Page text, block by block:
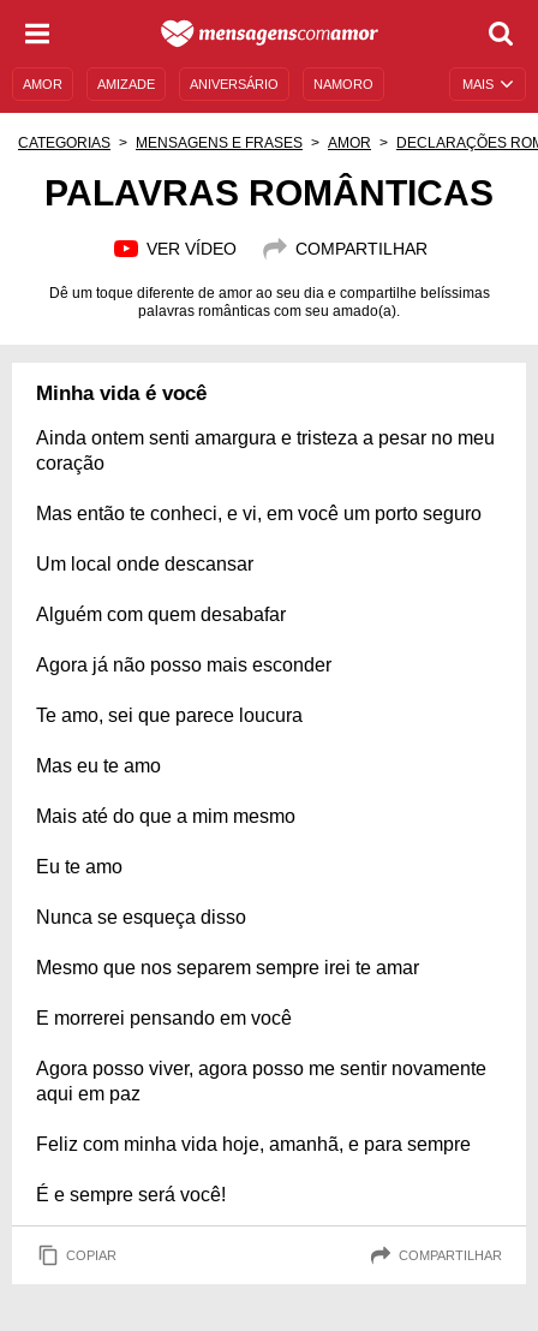
MAIS
AMOR AMIZADE ANIVERSÁRIO NAMORO
DESCULPAS
CATEGORIAS MENSAGENS E FRASES AMOR DECLARAÇÕES
PALAVRAS ROMÂNTICAS
VER VÍDEO COMPARTILHAR
Dê um toque diferente de amor ao seu dia e compartilhe belíssimas
palavras românticas com seu amado(a).
Minha vida é você
Ainda ontem senti amargura e tristeza a pesar no meu
coração
Mas então te conheci, e vi, em você um porto seguro
Um local onde descansar
Alguém com quem desabafar
Agora já não posso mais esconder
Te amo, sei que parece loucura
Mas eu te amo
Mais até do que a mim mesmo
Eu te amo
Nunca se esqueça disso
Mesmo que nos separem sempre irei te amar
E morrerei pensando em você
Agora posso viver, agora posso me sentir novamente
aqui em paz
Feliz com minha vida hoje, amanhã, e para sempre
É e sempre será você!
COPIAR COMPARTILHAR